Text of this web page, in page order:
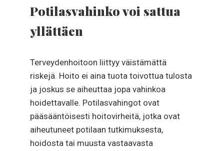
Potilasvahinko voi sattua
yllättäen
Terveydenhoitoon liittyy väistämättä
riskejä. Hoito ei aina tuota toivottua tulosta
ja joskus se aiheuttaa jopa vahinkoa
hoidettavalle. Potilasvahingot ovat
pääsääntöisesti hoitovirheitä, jotka ovat
aiheutuneet potilaan tutkimuksesta,
hoidosta tai muusta vastaavasta